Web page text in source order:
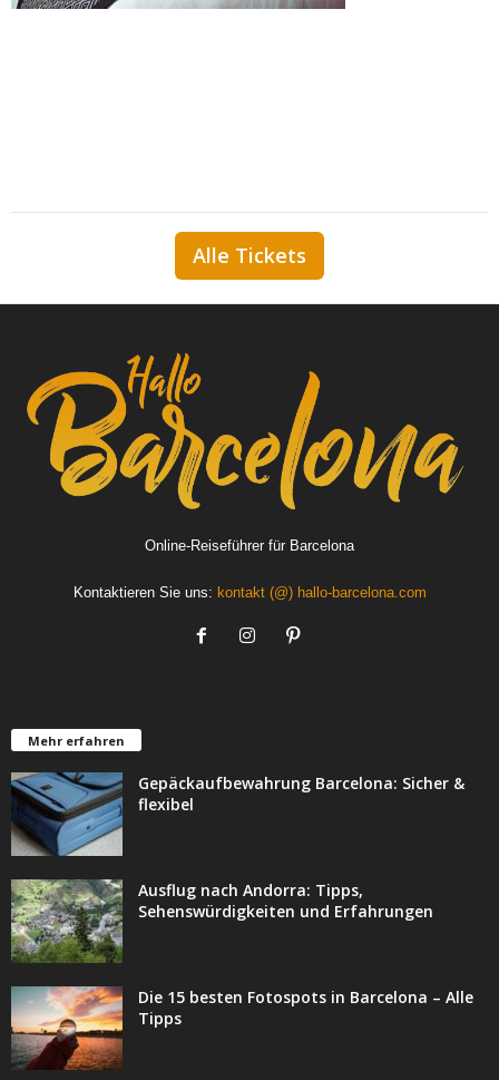
Alle Tickets
Online-Reiseführer für Barcelona
Kontaktieren Sie uns: kontakt (@) hallo-barcelona.com
Mehr erfahren
Gepäckaufbewahrung Barcelona: Sicher &
flexibel
Ausflug nach Andorra: Tipps,
Sehenswürdigkeiten und Erfahrungen
Die 15 besten Fotospots in Barcelona – Alle
Tipps